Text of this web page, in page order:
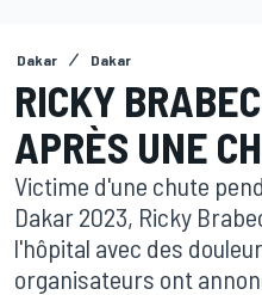
Dakar Dakar
RICKY
APRÈS UNE
Victime d'une chute
Dakar 2023, Ricky
l'hôpital avec des
organisateurs ont